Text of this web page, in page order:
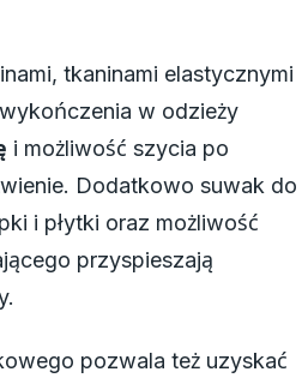
tkaninami elastycznymi
w odzieży
i możliwość szycia po
Dodatkowo suwak do
i płytki oraz możliwość
przyspieszają
pozwala też uzyskać